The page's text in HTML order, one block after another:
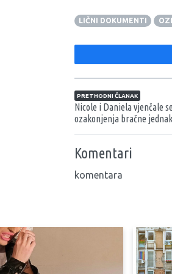
LIČNI DOKUMENTI
Navigacija
PRETHODNI ČLANAK
Nicole i Daniela vjenčale
ozakonjenja bračne
Komentari
komentara